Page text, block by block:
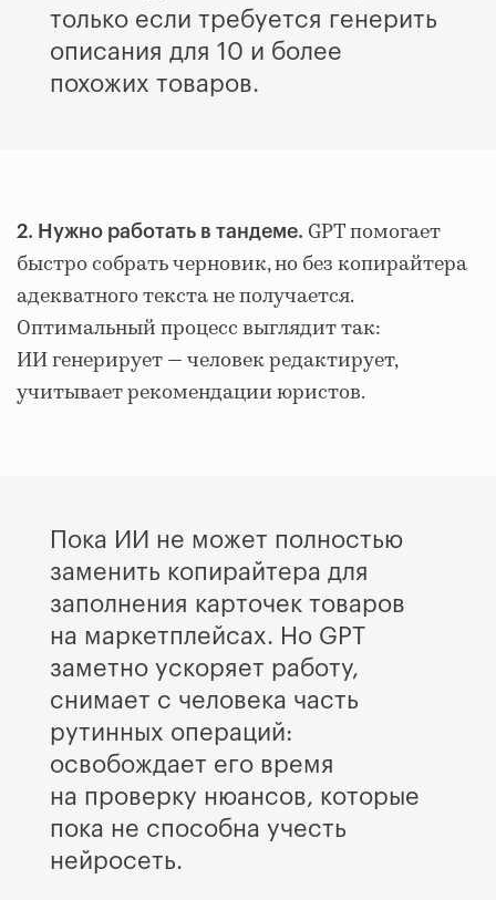
только если требуется генерить
описания для 10 и более
похожих товаров.
2. Нужно работать в тандеме. GPT помогает
быстро собрать черновик, но без копирайтера
адекватного текста не получается.
Оптимальный процесс выглядит так:
ИИ генерирует — человек редактирует,
учитывает рекомендации юристов.
Пока ИИ не может полностью
заменить копирайтера для
заполнения карточек товаров
на маркетплейсах. Но GPT
заметно ускоряет работу,
снимает с человека часть
рутинных операций:
освобождает его время
на проверку нюансов, которые
пока не способна учесть
нейросеть.